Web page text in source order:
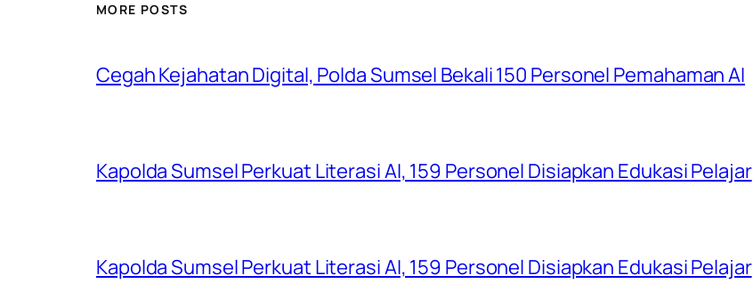
MORE POSTS
Cegah Kejahatan Digital, Polda Sumsel Bekali 150 Personel Pemahaman AI
Kapolda Sumsel Perkuat Literasi AI, 159 Personel Disiapkan Edukasi Pelajar
Kapolda Sumsel Perkuat Literasi AI, 159 Personel Disiapkan Edukasi Pelajar